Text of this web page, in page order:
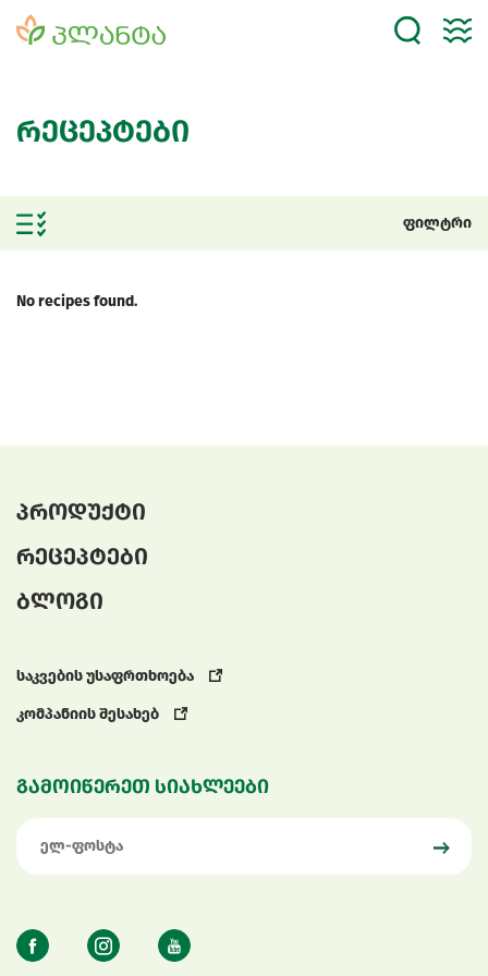
რეცეპტები
ფილტრი
No recipes found.
პროდუქტი
რეცეპტები
ბლოგი
საკვების უსაფრთხოება
კომპანიის შესახებ
გამოიწერეთ სიახლეები